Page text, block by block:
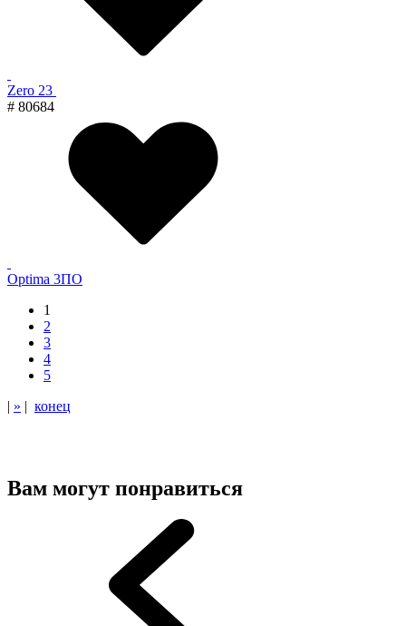
Zero 23
# 80684
Optima 3ПО
1
2
3
4
5
| » | конец
Вам могут понравиться